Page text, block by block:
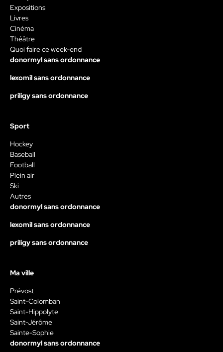
Expositions
Livres
Cinéma
Théâtre
Quoi faire ce week-end
donormyl sans ordonnance
lexomil sans ordonnance
priligy sans ordonnance
Sport
Hockey
Baseball
Football
Plein air
Ski
Autres
donormyl sans ordonnance
lexomil sans ordonnance
priligy sans ordonnance
Ma ville
Prévost
Saint-Colomban
Saint-Hippolyte
Saint-Jérôme
Sainte-Sophie
donormyl sans ordonnance